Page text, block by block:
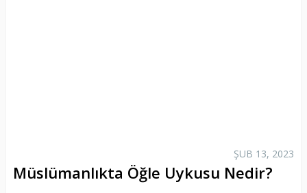
ŞUB 13, 2023
Müslümanlıkta Öğle Uykusu Nedir?